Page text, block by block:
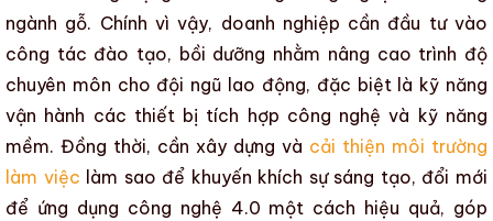
ngành gỗ. Chính vì vậy, doanh nghiệp cần đầu tư vào
công tác đào tạo, bồi dưỡng nhằm nâng cao trình độ
chuyên môn cho đội ngũ lao động, đặc biệt là kỹ năng
vận hành các thiết bị tích hợp công nghệ và kỹ năng
mềm. Đồng thời, cần xây dựng và cải thiện môi trường
làm việc làm sao để khuyến khích sự sáng tạo, đổi mới
để ứng dụng công nghệ 4.0 một cách hiệu quả, góp